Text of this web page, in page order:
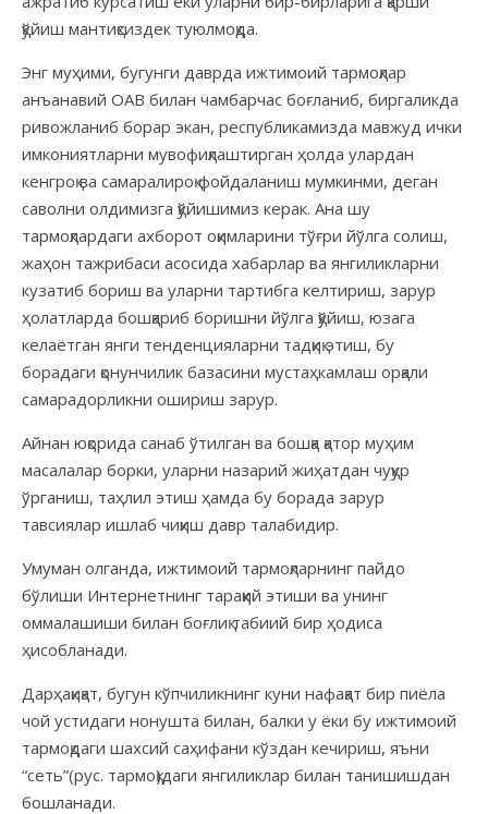
қўйиш мантиқсиздек туюлмоқда.
Энг муҳими, бугунги даврда ижтимоий тармоқлар
анъанавий ОАВ билан чамбарчас боғланиб, биргаликда
ривожланиб борар экан, республикамизда мавжуд ички
имкониятларни мувофиқлаштирган ҳолда улардан
кенгроқ ва самаралироқ фойдаланиш мумкинми, деган
саволни олдимизга қўйишимиз керак. Ана шу
тармоқлардаги ахборот оқимларини тўғри йўлга солиш,
жаҳон тажрибаси асосида хабарлар ва янгиликларни
кузатиб бориш ва уларни тартибга келтириш, зарур
ҳолатларда бошқариб боришни йўлга қўйиш, юзага
келаётган янги тенденцияларни тадқиқ этиш, бу
борадаги қонунчилик базасини мустаҳкамлаш орқали
самарадорликни ошириш зарур.
Айнан юқорида санаб ўтилган ва бошқа қатор муҳим
масалалар борки, уларни назарий жиҳатдан чуқур
ўрганиш, таҳлил этиш ҳамда бу борада зарур
тавсиялар ишлаб чиқиш давр талабидир.
Умуман олганда, ижтимоий тармоқларнинг пайдо
бўлиши Интернетнинг тараққий этиши ва унинг
оммалашиши билан боғлиқ табиий бир ҳодиса
ҳисобланади.
Дарҳақиқат, бугун кўпчиликнинг куни нафақат бир пиёла
чой устидаги нонушта билан, балки у ёки бу ижтимоий
тармоқдаги шахсий саҳифани кўздан кечириш, яъни
“сеть”(рус. тармоқ)даги янгиликлар билан танишишдан
бошланади.